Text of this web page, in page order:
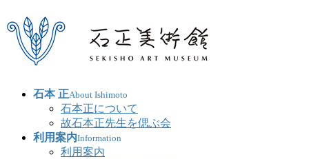
石本 正About Ishimoto
石本正について
故石本正先生を偲ぶ会
利用案内Information
利用案内